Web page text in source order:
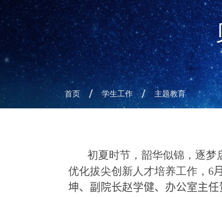
首页 学生工作 主题教育
初夏时节，韶华似锦，逐梦
优化拔尖创新人才培养工作， 6月
坤、副院长赵学健、办公室主任